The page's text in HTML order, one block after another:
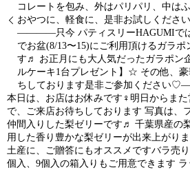
コレートを包み、外はパリパリ、中は
おやつに、軽食に、是非お試しくだ
————只今 パティスリーHAGUMIでは
でお盆(8/13〜15)にご利用頂けるガラ
す♬ お正月にも大人気だったガラポン
ルケーキ1台プレゼント】☆ その他、
ちしております是非ご参加くだ
本日は、お店はお休みです‍♀️明日からま
で、ご来店お待ちしております️ 写真は、
仲間入りした梨ゼリーです♬ 千葉県産の
用した香り豊かな梨ゼリーが出来上がり
土産に、ご贈答にもオススメですバラ売
個入、9個入の箱入りもご用意できます